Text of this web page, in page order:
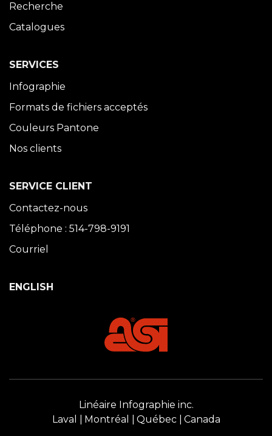
Recherche
Catalogues
SERVICES
Infographie
Formats de fichiers acceptés
Couleurs Pantone
Nos clients
SERVICE CLIENT
Contactez-nous
Téléphone : 514-798-9191
Courriel
ENGLISH
Linéaire Infographie inc.
Laval
Montréal Québec Canada